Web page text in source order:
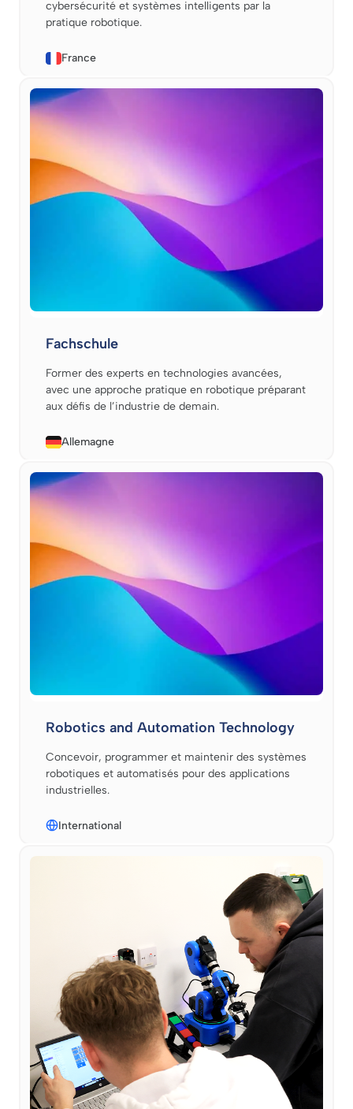
cybersécurité et systèmes intelligents par la
pratique robotique.
France
Fachschule
Former des experts en technologies avancées,
avec une approche pratique en robotique préparant
aux défis de l’industrie de demain.
Allemagne
Robotics and Automation Technology
Concevoir, programmer et maintenir des systèmes
robotiques et automatisés pour des applications
industrielles.
International